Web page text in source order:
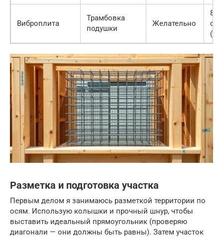
Виброплита
Трамбовка
подушки
Желательно
Разметка и подготовка участка
Первым делом я занимаюсь разметкой территории по
осям. Использую колышки и прочный шнур, чтобы
выставить идеальный прямоугольник (проверяю
диагонали — они должны быть равны). Затем участок